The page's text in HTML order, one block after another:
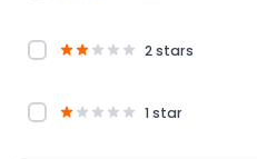
2 stars
1 star